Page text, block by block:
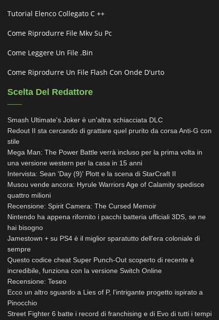
Tutorial Elenco Collegato C ++
Come Riprodurre File Mkv Su Pc
Come Leggere Un File .bin
Come Riprodurre Un File Flash Con Onde D'urto
Scelta Del Redattore
Smash Ultimate's Joker è un'altra schiacciata DLC
Redout II sta cercando di grattare quel prurito da corsa Anti-G con
stile
Mega Man: The Power Battle verrà incluso per la prima volta in
una versione western per la casa in 15 anni
Intervista: Sean 'Day (9)' Plott e la scena di StarCraft II
Musou vende ancora: Hyrule Warriors Age of Calamity spedisce
quattro milioni
Recensione: Spirit Camera: The Cursed Memoir
Nintendo ha appena rifornito i pacchi batteria ufficiali 3DS, se ne
hai bisogno
Jamestown + su PS4 è il miglior sparatutto dell'era coloniale di
sempre
Questo codice cheat Super Punch-Out scoperto di recente è
incredibile, funziona con la versione Switch Online
Recensione: Teseo
Ecco un altro sguardo a Lies of P, l'intrigante progetto ispirato a
Pinocchio
Street Fighter 6 batte i record di franchising e di Evo di tutti i tempi